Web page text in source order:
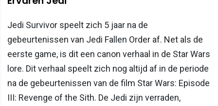
Jedi Survivor speelt zich 5 jaar na de
gebeurtenissen van Jedi Fallen Order af. Net als de
eerste game, is dit een canon verhaal in de Star Wars
lore. Dit verhaal speelt zich nog altijd af in de periode
na de gebeurtenissen van de film Star Wars: Episode
III: Revenge of the Sith. De Jedi zijn verraden,